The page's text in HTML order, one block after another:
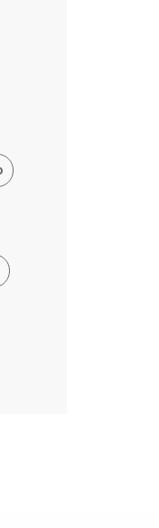
las etiquetas